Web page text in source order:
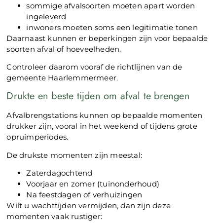
sommige afvalsoorten moeten apart worden
ingeleverd
inwoners moeten soms een legitimatie tonen
Daarnaast kunnen er beperkingen zijn voor bepaalde
soorten afval of hoeveelheden.
Controleer daarom vooraf de richtlijnen van de
gemeente Haarlemmermeer.
Drukte en beste tijden om afval te brengen
Afvalbrengstations kunnen op bepaalde momenten
drukker zijn, vooral in het weekend of tijdens grote
opruimperiodes.
De drukste momenten zijn meestal:
Zaterdagochtend
Voorjaar en zomer (tuinonderhoud)
Na feestdagen of verhuizingen
Wilt u wachttijden vermijden, dan zijn deze
momenten vaak rustiger: